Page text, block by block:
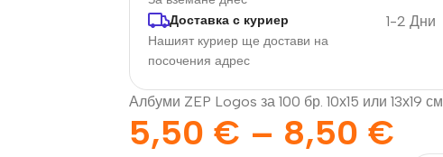
Доставка с куриер
Нашият куриер ще достави на
посочения адрес
1-2 Дни
Албуми ZEP Logos за 100 бр. 10х15 или 13х19 см.
5,50€ – 8,50€